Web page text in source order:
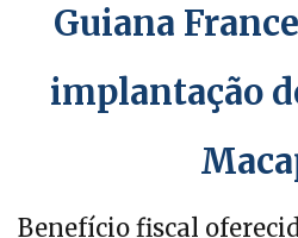
Guiana
implantação
Benefício fiscal